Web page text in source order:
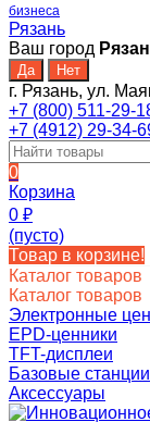
бизнеса
Рязань
Ваш город
г. Рязань, ул.
+7 (800) 511-29-
+7 (4912) 29-34-
0
Корзина
0 ₽
(пусто)
Товар в корзине!
Каталог товаров
Каталог товаров
Электронные
EPD-ценники
TFT-дисплеи
Базовые станции
Аксессуары